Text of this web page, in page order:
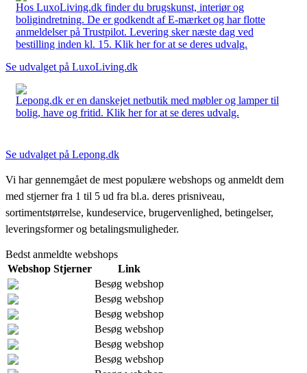
Hos LuxoLiving.dk finder du brugskunst, interiør og
boligindretning. De er godkendt af E-mærket og har flotte
anmeldelser på Trustpilot. Levering sker næste dag ved
bestilling inden kl. 15. Klik her for at se deres udvalg.
Se udvalget på LuxoLiving.dk
Lepong.dk er en danskejet netbutik med møbler og lamper til
bolig, have og fritid. Klik her for at se deres udvalg.
Se udvalget på Lepong.dk
Vi har gennemgået de mest populære webshops og anmeldt dem
med stjerner fra 1 til 5 ud fra bl.a. deres prisniveau,
sortimentstørrelse, kundeservice, brugervenlighed, betingelser,
leveringsformer og betalingsmuligheder.
Bedst anmeldte webshops
Webshop Stjerner
Link
Besøg webshop
Besøg webshop
Besøg webshop
Besøg webshop
Besøg webshop
Besøg webshop